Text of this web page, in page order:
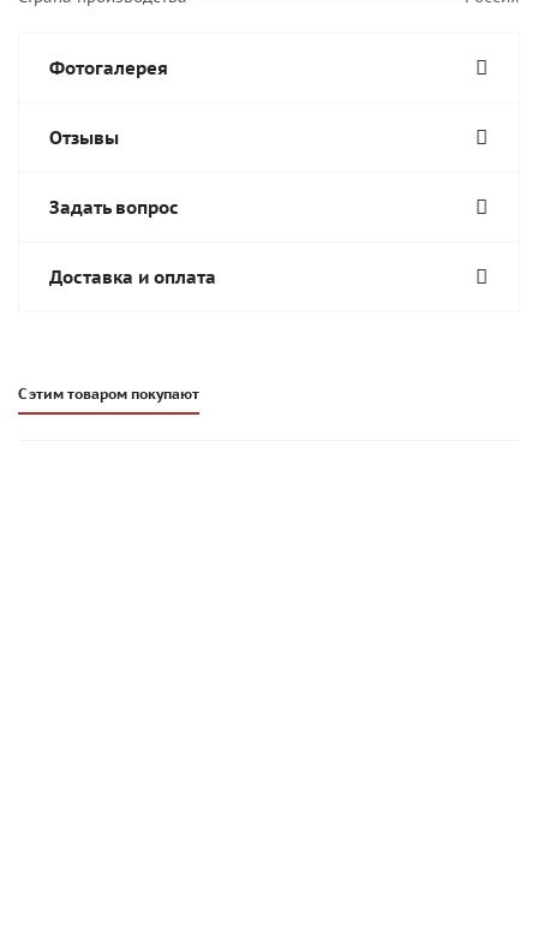
Фотогалерея
Отзывы
Задать вопрос
Доставка и оплата
С этим товаром покупают